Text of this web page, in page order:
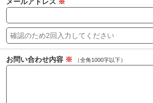
お問い合わせ内容 ※ （全角1000字以下）